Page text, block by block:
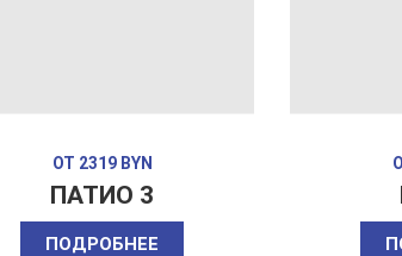
ОТ 2319 BYN
ПАТИО 3
ПОДРОБНЕЕ